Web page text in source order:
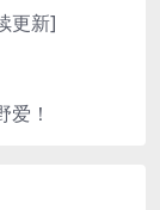
更新]
！